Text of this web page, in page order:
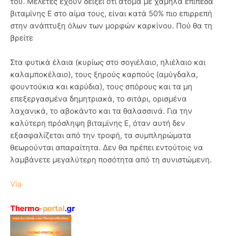
βιταμίνης Ε στο αίμα τους, είναι κατά 50% πιο επιρρεπή
στην ανάπτυξη όλων των μορφών καρκίνου. Πού θα τη
βρείτε
Στα φυτικά έλαια (κυρίως στο σογιέλαιο, ηλιέλαιο και
καλαμποκέλαιο), τους ξηρούς καρπούς (αμύγδαλα,
φουντούκια και καρύδια), τους σπόρους και τα μη
επεξεργασμένα δημητριακά, το σιτάρι, ορισμένα
λαχανικά, το αβοκάντο και τα θαλασσινά. Για την
καλύτερη πρόσληψη βιταμίνης Ε, όταν αυτή δεν
εξασφαλίζεται από την τροφή, τα συμπληρώματα
θεωρούνται απαραίτητα. Δεν θα πρέπει εντούτοις να
λαμβάνετε μεγαλύτερη ποσότητα από τη συνιστώμενη.
Via
Thermo-portal.gr